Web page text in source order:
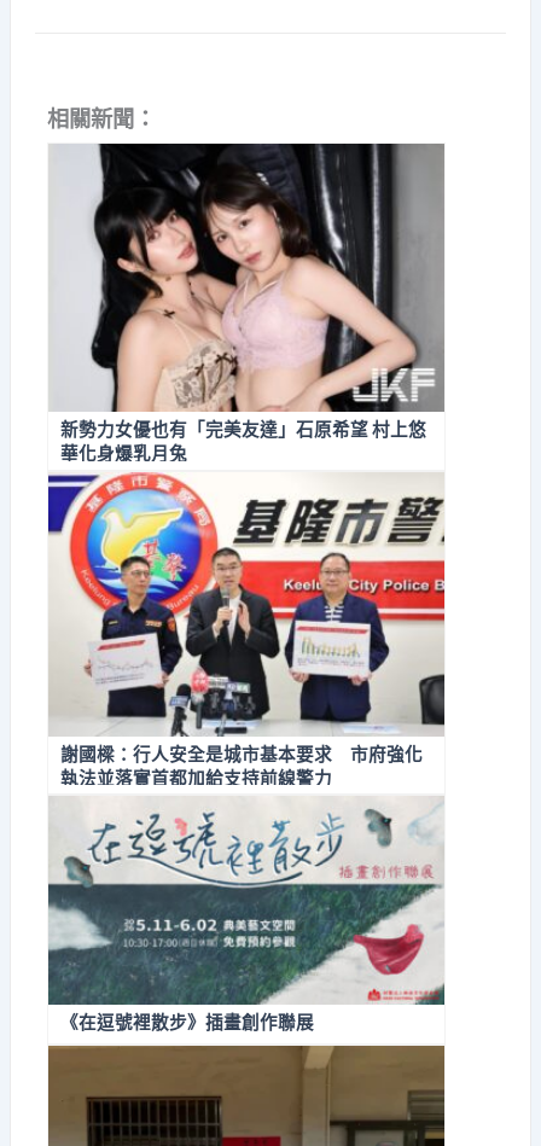
相關新聞：
新勢力女優也有「完美友達」石原希望 村上悠
華化身爆乳月兔
謝國樑：行人安全是城市基本要求 市府強化
執法並落實首都加給支持前線警力
《在逗號裡散步》插畫創作聯展